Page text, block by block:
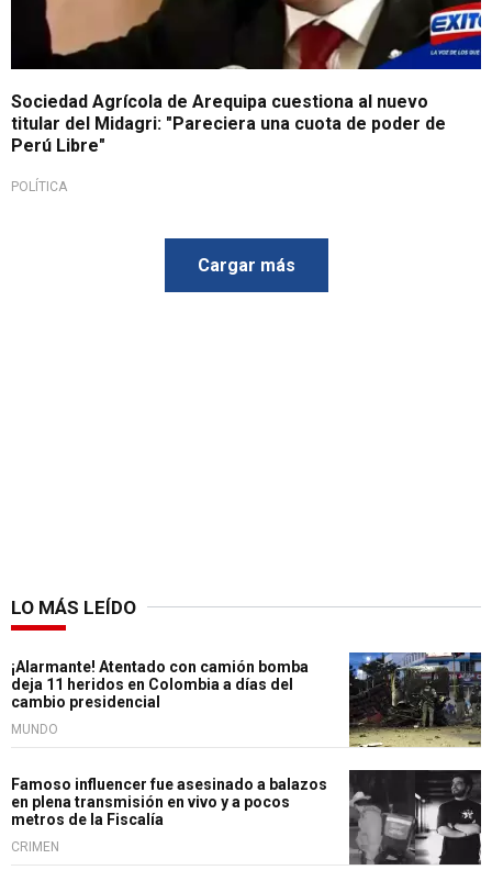
Sociedad Agrícola de Arequipa cuestiona al nuevo
titular del Midagri: "Pareciera una cuota de poder de
Perú Libre"
POLÍTICA
Cargar más
LO MÁS LEÍDO
¡Alarmante! Atentado con camión bomba
deja 11 heridos en Colombia a días del
cambio presidencial
MUNDO
Famoso influencer fue asesinado a balazos
en plena transmisión en vivo y a pocos
metros de la Fiscalía
CRIMEN